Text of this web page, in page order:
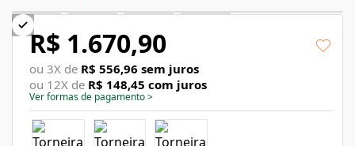
R$ 1.670,90
ou 3X de R$ 556,96 sem juros
ou 12X de R$ 148,45 com juros
Ver formas de pagamento>